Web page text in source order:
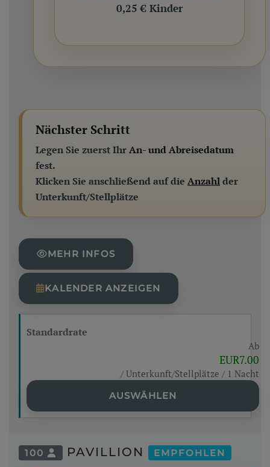
0,25 € Kinder
Nächster Schritt
Legen Sie zuerst IhrAn- und Abreisedatum
fest.
Klicken Sie anschließend auf die Anzahlder
Unterkunft/Stellplätze
MEHR INFOS
KALENDER ANZEIGEN
Standardrate
Ab
EUR7.00
/ Unterkunft/Stellplätze / 1 Nacht
AUSWÄHLEN
100 PAVILLION EMPFOHLEN